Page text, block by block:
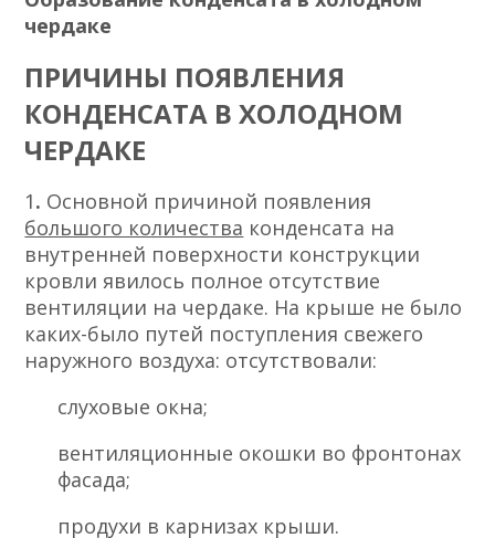
чердаке
ПРИЧИНЫ ПОЯВЛЕНИЯ
КОНДЕНСАТА В ХОЛОДНОМ
ЧЕРДАКЕ
1. Основной причиной появления
большого количества конденсата на
внутренней поверхности конструкции
кровли явилось полное отсутствие
вентиляции на чердаке. На крыше не было
каких-было путей поступления свежего
наружного воздуха: отсутствовали:
слуховые окна;
вентиляционные окошки во фронтонах
фасада;
продухи в карнизах крыши.